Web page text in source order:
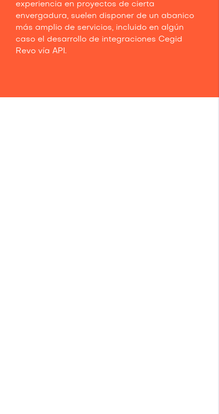
experiencia en proyectos de cierta
envergadura, suelen disponer de un abanico
más amplio de servicios, incluido en algún
caso el desarrollo de integraciones Cegid
Revo vía API.